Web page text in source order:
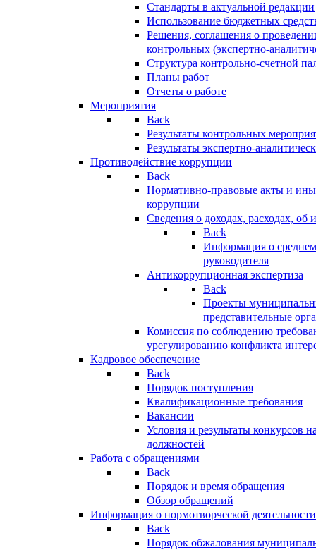
Стандарты в актуальной редакции
Использование бюджетных
Решения, соглашения о
контрольных (экспертно-
Структура контрольно-счетной
Планы работ
Отчеты о работе
Мероприятия
Back
Результаты контрольных
Результаты экспертно-
Противодействие коррупции
Back
Нормативно-правовые акты и
коррупции
Сведения о доходах, расходах, об
Back
Информация о
руководителя
Антикоррупционная экспертиза
Back
Проекты
представительные
Комиссия по соблюдению
урегулированию конфликта
Кадровое обеспечение
Back
Порядок поступления
Квалификационные требования
Вакансии
Условия и результаты конкурсов
должностей
Работа с обращениями
Back
Порядок и время обращения
Обзор обращений
Информация о нормотворческой деятельности
Back
Порядок обжалования